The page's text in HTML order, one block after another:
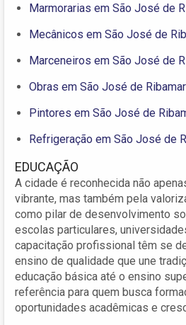
Marmorarias em São José de
Mecânicos em São José de
Marceneiros em São José de
Obras em São José de Ribamar
Pintores em São José de
Refrigeração em São José de
EDUCAÇÃO
A cidade é reconhecida não
vibrante, mas também pela
como pilar de desenvolvimento
escolas particulares,
capacitação profissional têm se
ensino de qualidade que une
educação básica até o ensino
referência para quem busca
oportunidades acadêmicas e